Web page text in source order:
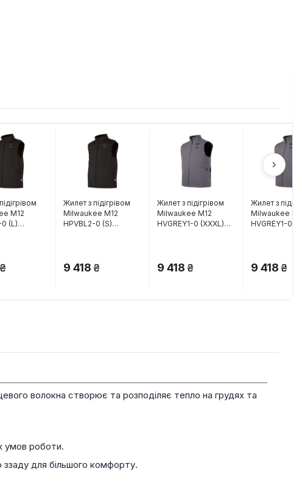
M12
(L)
Жилет з підігрівом
Milwaukee M12
HPVBL2-0 (S)
9 418
Жилет з підігрівом
Milwaukee M12
HVGREY1-0 (XXXL)
9 418
Жилет з
Milwaukee
HVGREY1-0
9 418
волокна створює та розподіляє тепло на грудях та
умов роботи.
для більшого комфорту.